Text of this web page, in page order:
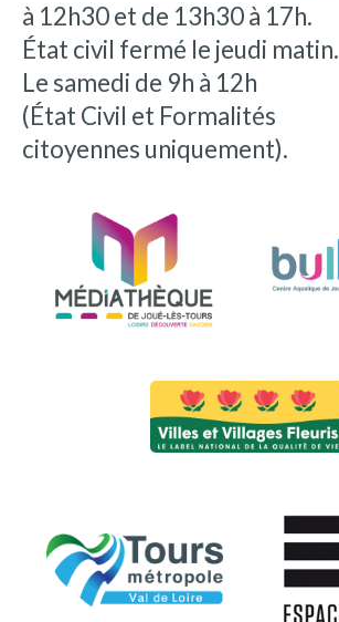
à 12h30 et de 13h30 à 17h.
État civil fermé le jeudi matin.
Le samedi de 9h à 12h
(État Civil et Formalités
citoyennes uniquement).